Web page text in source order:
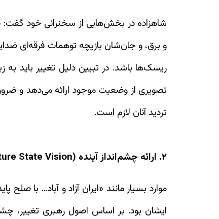
شاهزاده در بخش‌هایی از سخنرانی خود گفت:
و برق، و جان‌شان بازیچه توهمات فرقه‌ای
ریسک‌ها باشد. در تبیین دلیل تغییر باید به
تصویری از وضعیت موجود ارائه می‌دهد و
تردید آنان لازم است.
۲. ارائه چشم‌انداز آینده (Future State Vision)
موارد بسیار مانند «ایران آزاد و آباد... با
ایشان بود. بر اساس اصول رهبری تغییر،